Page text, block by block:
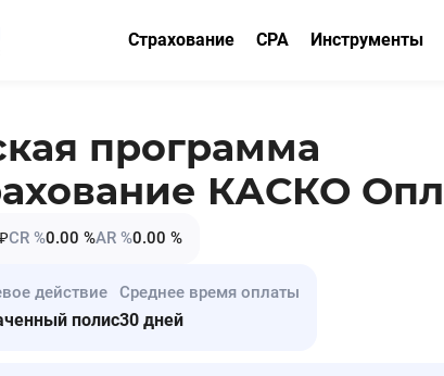
Страхование
Мини-КАСКО
CPA Инструменты
программа
КАСКО
CR %0.00 %AR %0.00 %
действие
полис
Среднее время оплаты
30 дней